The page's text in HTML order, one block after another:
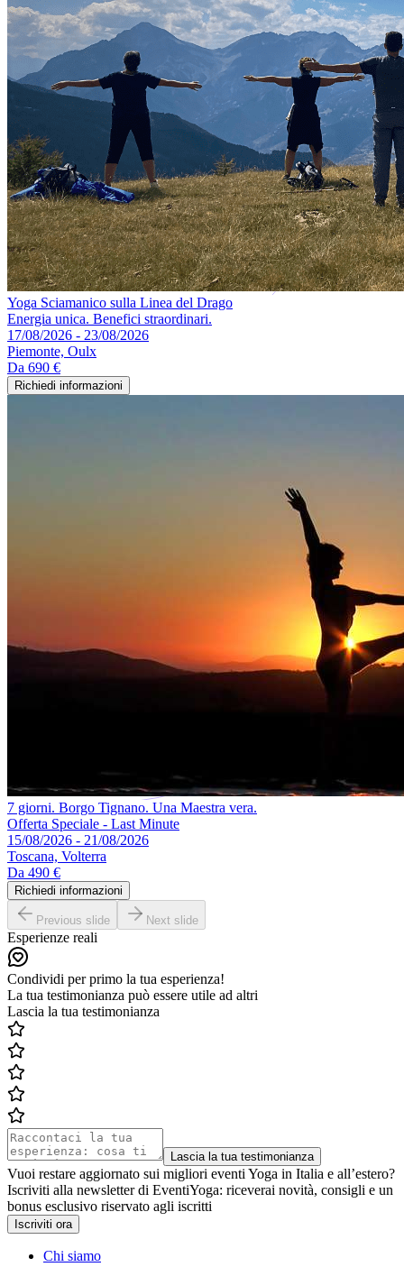
Yoga Sciamanico sulla Linea del Drago
Energia unica. Benefici straordinari.
17/08/2026 - 23/08/2026
Piemonte, Oulx
Da 690 €
Richiedi informazioni
7 giorni. Borgo Tignano. Una Maestra vera.
Offerta Speciale - Last Minute
15/08/2026 - 21/08/2026
Toscana, Volterra
Da 490 €
Richiedi informazioni
Previous slide Next slide
Esperienze reali
Condividi per primo la tua esperienza!
La tua testimonianza può essere utile ad altri
Lascia la tua testimonianza
Lascia la tua testimonianza
Vuoi restare aggiornato sui migliori eventi Yoga in Italia e all’estero?
Iscriviti alla newsletter di EventiYoga: riceverai novità, consigli e un
bonus esclusivo riservato agli iscritti
Iscriviti ora
Chi siamo